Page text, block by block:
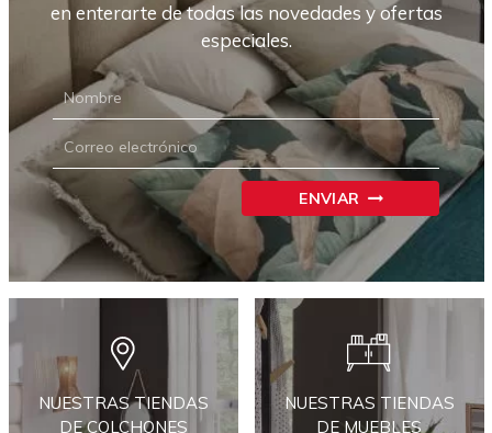
en enterarte de todas las novedades y ofertas
especiales.
NEWSLETTER
CARRIÓN
ENVIAR
NUESTRAS TIENDAS
DE COLCHONES
NUESTRAS TIENDAS
DE MUEBLES